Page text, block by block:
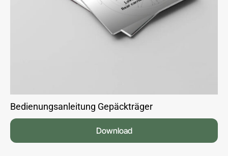
Bedienungsanleitung Gepäckträger
Download